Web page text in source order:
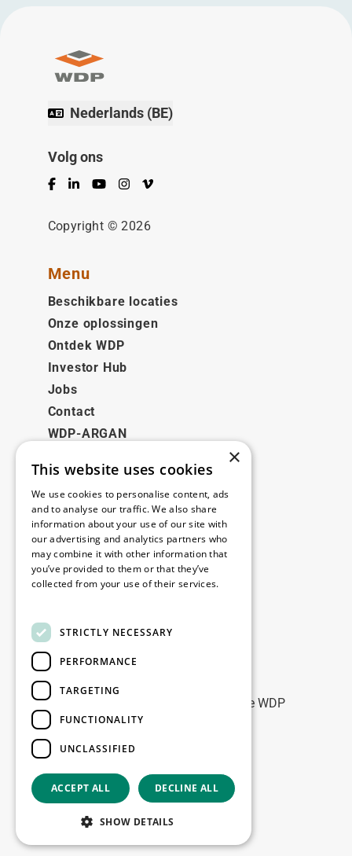
Nederlands (BE)
Volg ons
Facebook
LinkedInYouTubeInstagram
Vimeo
Copyright © 2026
Menu
Beschikbare locaties
Onze oplossingen
Ontdek WDP
Investor Hub
Jobs
Contact
WDP-ARGAN
Juridisch
Disclaimer
Privacybeleid
Cookie Policy
Contact
Blijf op de hoogte
Blijf up-to-date: meld u aan voor onze WDP
Marketing nieuwsbrieven
Copyright © 2026
×
This website uses cookies
We use cookies to personalise content, ads
and to analyse our traffic. We also share
information about your use of our site with
our advertising and analytics partners who
may combine it with other information that
you’ve provided to them or that they’ve
collected from your use of their services.
STRICTLY NECESSARY
PERFORMANCE
TARGETING
FUNCTIONALITY
UNCLASSIFIED
ACCEPT ALL DECLINE ALL
SHOW DETAILS